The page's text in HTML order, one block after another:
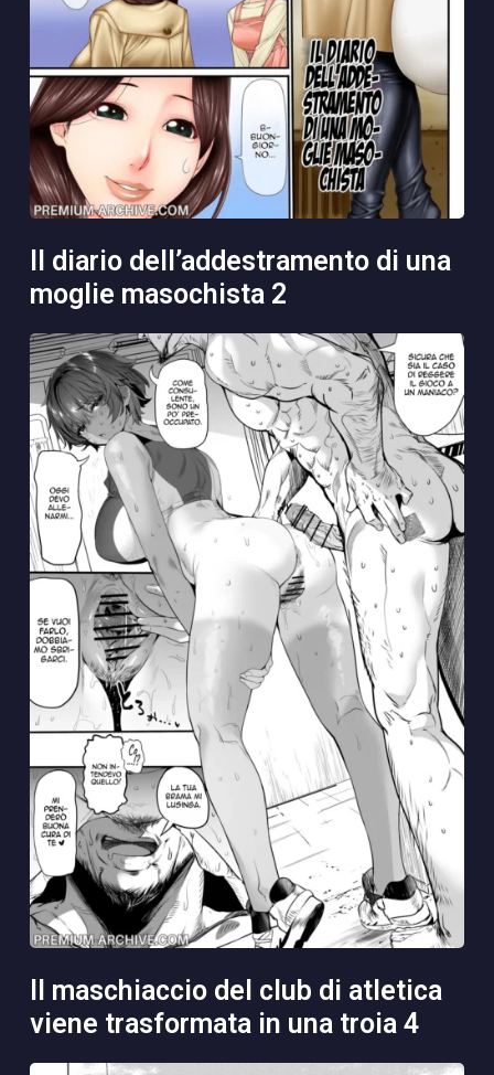
moglie masochista 2
viene trasformata in una troia 4